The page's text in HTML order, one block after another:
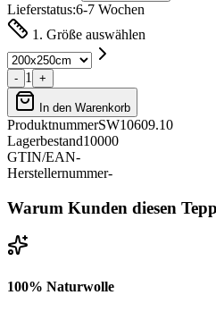
Lieferstatus:6-7 Wochen
1. Größe auswählen
- 1 +
In den Warenkorb
ProduktnummerSW10609.10
Lagerbestand10000
GTIN/EAN-
Herstellernummer-
Warum Kunden diesen
100% Naturwolle